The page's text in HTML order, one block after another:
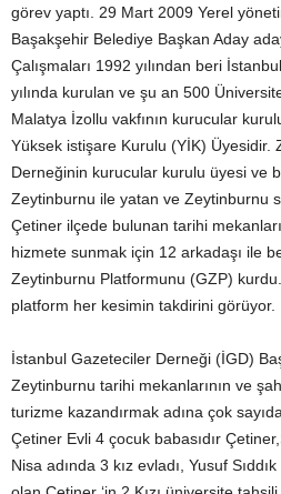
görev yaptı. 29 Mart 2009 Yerel
Başakşehir Belediye Başkan Aday
Çalışmaları 1992 yılından beri
yılında kurulan ve şu an 500
Malatya İzollu vakfının kurucular
Yüksek istişare Kurulu (YİK) Üyesidir.
Derneğinin kurucular kurulu üyesi ve
Zeytinburnu ile yatan ve Zeytinburnu
Çetiner ilçede bulunan tarihi
hizmete sunmak için 12 arkadaşı ile
Zeytinburnu Platformunu (GZP)
platform her kesimin takdirini görüyor.
İstanbul Gazeteciler Derneği (İGD)
Zeytinburnu tarihi mekanlarının ve
turizme kazandırmak adına çok
Çetiner Evli 4 çocuk babasıdır
Nisa adında 3 kız evladı, Yusuf